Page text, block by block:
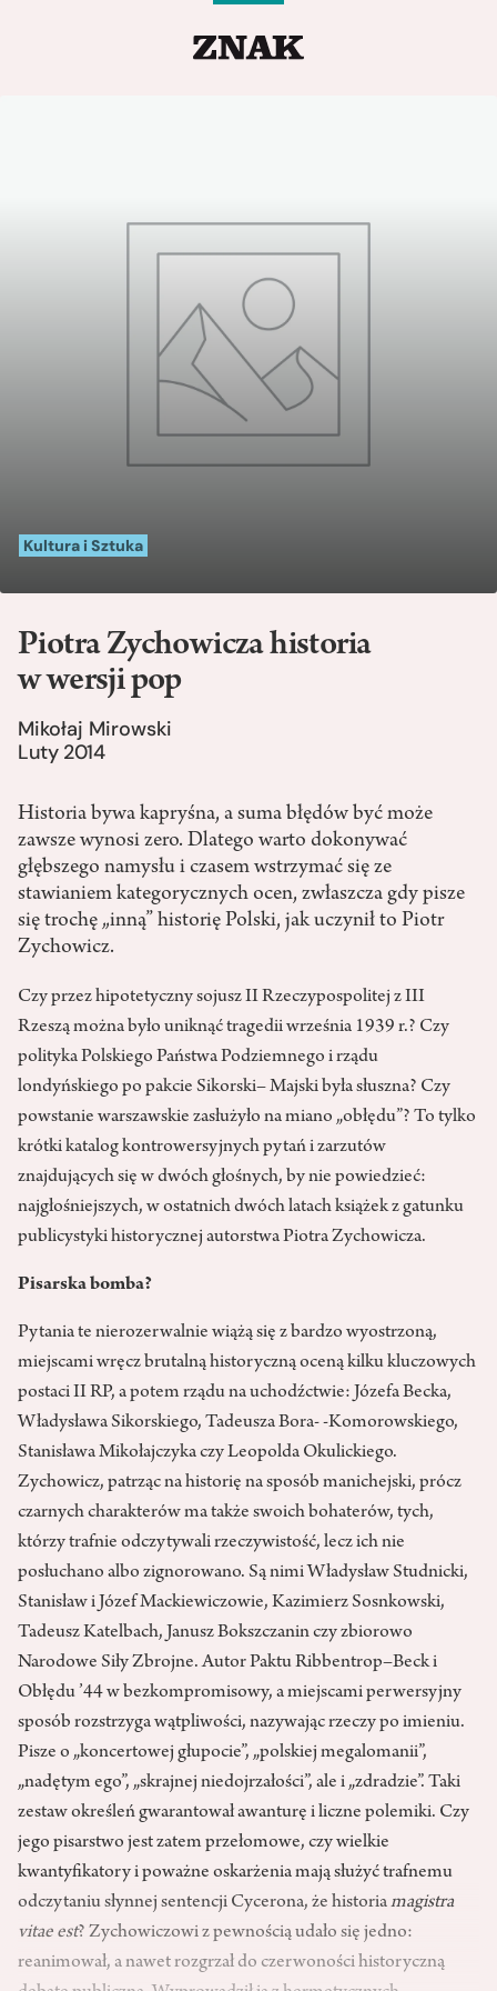
Kultura i Sztuka
Piotra Zychowicza historia
w wersji pop
Mikołaj Mirowski
Luty 2014
Historia bywa kapryśna, a suma błędów być może
zawsze wynosi zero. Dlatego warto dokonywać
głębszego namysłu i czasem wstrzymać się ze
stawianiem kategorycznych ocen, zwłaszcza gdy pisze
się trochę „inną” historię Polski, jak uczynił to Piotr
Zychowicz.
Czy przez hipotetyczny sojusz II Rzeczypospolitej z III
Rzeszą można było uniknąć tragedii września 1939 r.? Czy
polityka Polskiego Państwa Podziemnego i rządu
londyńskiego po pakcie Sikorski– Majski była słuszna? Czy
powstanie warszawskie zasłużyło na miano „obłędu”? To tylko
krótki katalog kontrowersyjnych pytań i zarzutów
znajdujących się w dwóch głośnych, by nie powiedzieć:
najgłośniejszych, w ostatnich dwóch latach książek z gatunku
publicystyki historycznej autorstwa Piotra Zychowicza.
Pisarska bomba?
Pytania te nierozerwalnie wiążą się z bardzo wyostrzoną,
miejscami wręcz brutalną historyczną oceną kilku kluczowych
postaci II RP, a potem rządu na uchodźctwie: Józefa Becka,
Władysława Sikorskiego, Tadeusza Bora- -Komorowskiego,
Stanisława Mikołajczyka czy Leopolda Okulickiego.
Zychowicz, patrząc na historię na sposób manichejski, prócz
czarnych charakterów ma także swoich bohaterów, tych,
którzy trafnie odczytywali rzeczywistość, lecz ich nie
posłuchano albo zignorowano. Są nimi Władysław Studnicki,
Stanisław i Józef Mackiewiczowie, Kazimierz Sosnkowski,
Tadeusz Katelbach, Janusz Bokszczanin czy zbiorowo
Narodowe Siły Zbrojne. Autor Paktu Ribbentrop–Beck i
Obłędu ’44 w bezkompromisowy, a miejscami perwersyjny
sposób rozstrzyga wątpliwości, nazywając rzeczy po imieniu.
Pisze o „koncertowej głupocie”, „polskiej megalomanii”,
„nadętym ego”, „skrajnej niedojrzałości”, ale i „zdradzie”. Taki
zestaw określeń gwarantował awanturę i liczne polemiki. Czy
jego pisarstwo jest zatem przełomowe, czy wielkie
kwantyfikatory i poważne oskarżenia mają służyć trafnemu
odczytaniu słynnej sentencji Cycerona, że historiamagistra
vitae est? Zychowiczowi z pewnością udało się jedno:
reanimował, a nawet rozgrzał do czerwoności historyczną